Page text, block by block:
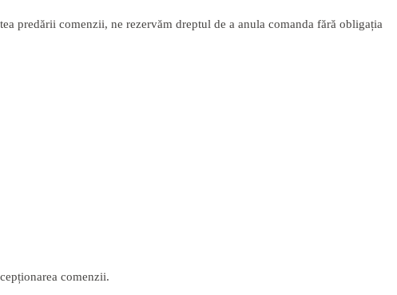
predării comenzii, ne rezervăm dreptul de a anula comanda fără obligația
comenzii.